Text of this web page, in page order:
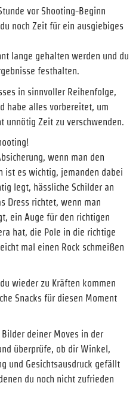
vor Shooting-Beginn
noch Zeit für ein ausgiebiges
lange gehalten werden und du
festhalten.
in sinnvoller Reihenfolge,
habe alles vorbereitet, um
unnötig Zeit zu verschwenden.
wenn man den
ist es wichtig, jemanden dabei
legt, hässliche Schilder an
Dress richtet, wenn man
ein Auge für den richtigen
hat, die Pole in die richtige
mal einen Rock schmeißen
wieder zu Kräften kommen
Snacks für diesen Moment
deiner Moves in der
überprüfe, ob dir Winkel,
und Gesichtsausdruck gefällt
du noch nicht zufrieden